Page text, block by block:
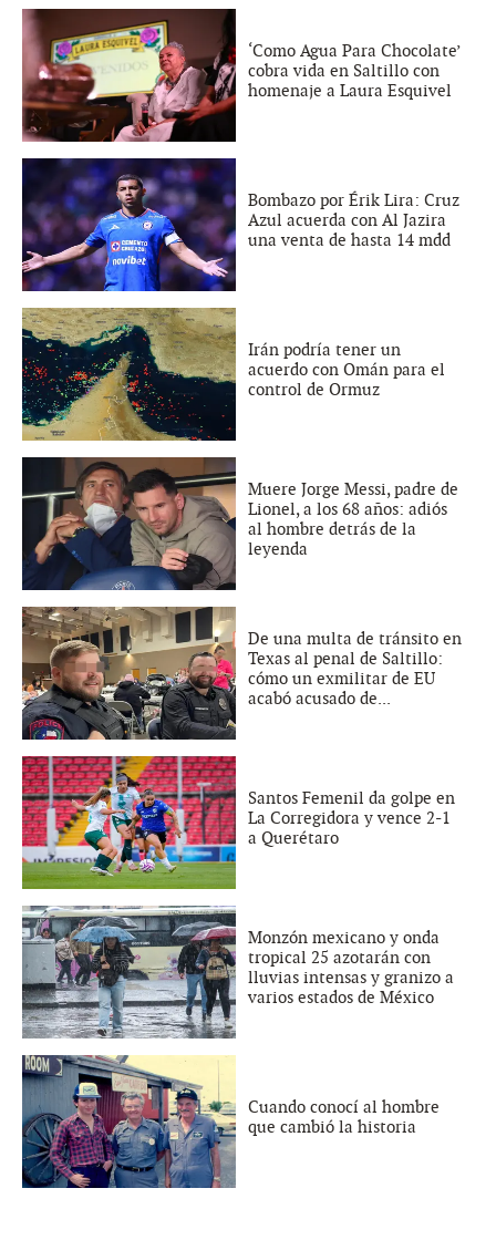
‘Como Agua Para Chocolate’
cobra vida en Saltillo con
homenaje a Laura Esquivel
Bombazo por Érik Lira: Cruz
Azul acuerda con Al Jazira
una venta de hasta 14 mdd
Irán podría tener un
acuerdo con Omán para el
control de Ormuz
Muere Jorge Messi, padre de
Lionel, a los 68 años: adiós
al hombre detrás de la
leyenda
De una multa de tránsito en
Texas al penal de Saltillo:
cómo un exmilitar de EU
acabó acusado de...
Santos Femenil da golpe en
La Corregidora y vence 2-1
a Querétaro
Monzón mexicano y onda
tropical 25 azotarán con
lluvias intensas y granizo a
varios estados de México
Cuando conocí al hombre
que cambió la historia